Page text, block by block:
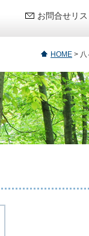
お問合せリ
HOME > 八